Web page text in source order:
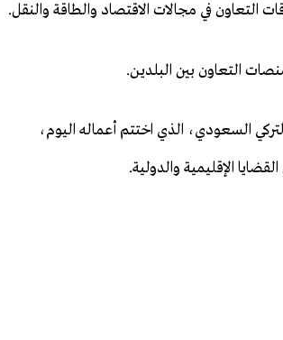
التعاون في مجالات الاقتصاد والطاقة والنقل.
التعاون بين البلدين.
السعودي، الذي اختتم أعماله اليوم،
الإقليمية والدولية.